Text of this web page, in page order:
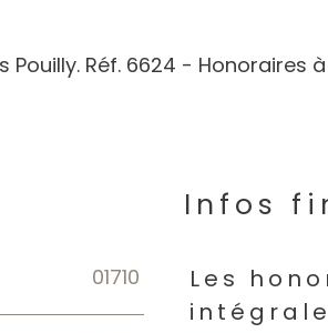
Réf. 6624 - Honoraires
01710
Infos
Les